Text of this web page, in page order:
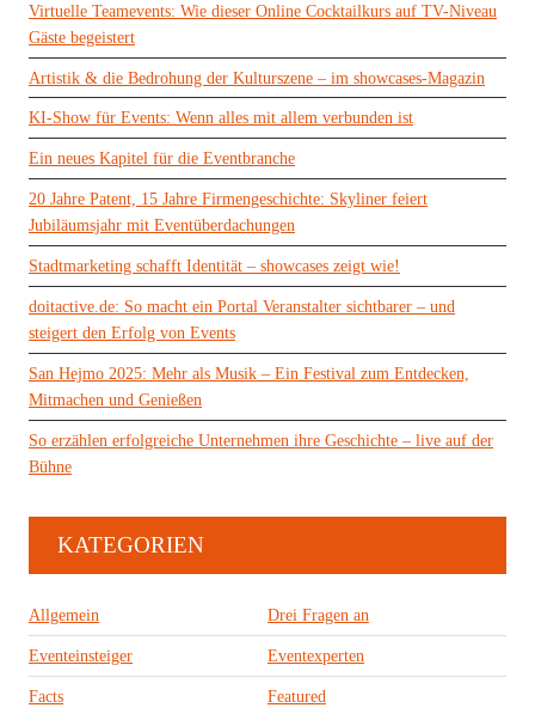
Virtuelle Teamevents: Wie dieser Online Cocktailkurs auf TV-Niveau
Gäste begeistert
Artistik & die Bedrohung der Kulturszene – im showcases-Magazin
KI-Show für Events: Wenn alles mit allem verbunden ist
Ein neues Kapitel für die Eventbranche
20 Jahre Patent, 15 Jahre Firmengeschichte: Skyliner feiert
Jubiläumsjahr mit Eventüberdachungen
Stadtmarketing schafft Identität – showcases zeigt wie!
doitactive.de: So macht ein Portal Veranstalter sichtbarer – und
steigert den Erfolg von Events
San Hejmo 2025: Mehr als Musik – Ein Festival zum Entdecken,
Mitmachen und Genießen
So erzählen erfolgreiche Unternehmen ihre Geschichte – live auf der
Bühne
KATEGORIEN
Allgemein Drei Fragen an
Eventeinsteiger Eventexperten
Facts Featured